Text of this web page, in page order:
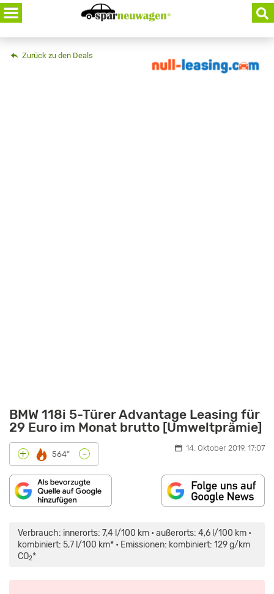
Skip
to
content
Zurück zu den Deals
BMW 118i 5-Türer Advantage Leasing für
29 Euro im Monat brutto [Umweltprämie]
+ 564° - 14. Oktober 2019, 17:07
Verbrauch: innerorts: 7,4 l/100 km • außerorts: 4,6 l/100 km •
kombiniert: 5,7 l/100 km* • Emissionen: kombiniert: 129 g/km
CO2*
118D
SPORT
LINE
(F40)
DEUTSCH,